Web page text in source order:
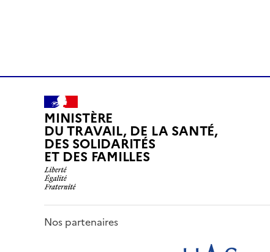
MINISTÈRE
DU TRAVAIL, DE LA SANTÉ,
DES SOLIDARITÉS
ET DES FAMILLES
Nos partenaires